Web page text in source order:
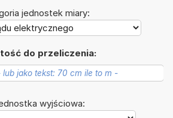
jednostek miary:
do przeliczenia:
wyjściowa: